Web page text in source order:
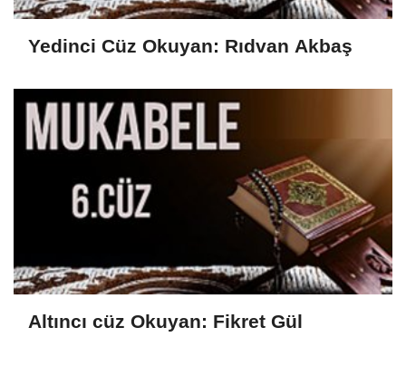
Yedinci Cüz Okuyan: Rıdvan Akbaş
Altıncı cüz Okuyan: Fikret Gül